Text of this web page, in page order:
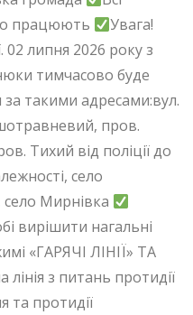
працюють
Увага!
02 липня 2026 року з
тимчасово буде
за такими адресами:вул.
пров.
Тихий від поліції до
село
село Мирнівка
вирішити нагальні
«ГАРЯЧІ ЛІНІЇ» ТА
лінія з питань протидії
та протидії